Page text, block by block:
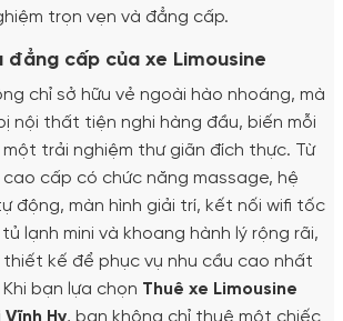
trọn vẹn và đẳng cấp.
đẳng cấp của xe Limousine
chỉ sở hữu vẻ ngoài hào nhoáng, mà
nội thất tiện nghi hàng đầu, biến mỗi
trải nghiệm thư giãn đích thực. Từ
cấp có chức năng massage, hệ
động, màn hình giải trí, kết nối wifi tốc
lạnh mini và khoang hành lý rộng rãi,
kế để phục vụ nhu cầu cao nhất
bạn lựa chọn Thuê xe Limousine
Hy, bạn không chỉ thuê một chiếc